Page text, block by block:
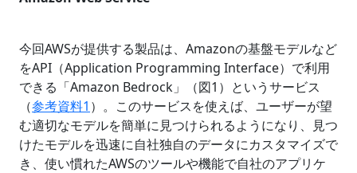
今回AWSが提供する製品は、Amazonの基盤モデルなど
をAPI（Application Programming Interface）で利用
できる「Amazon Bedrock」（図1）というサービス
（参考資料1 ）。このサービスを使えば、ユーザーが望
む適切なモデルを簡単に見つけられるようになり、見つ
けたモデルを迅速に自社独自のデータにカスタマイズで
き、使い慣れたAWSのツールや機能で自社のアプリケ